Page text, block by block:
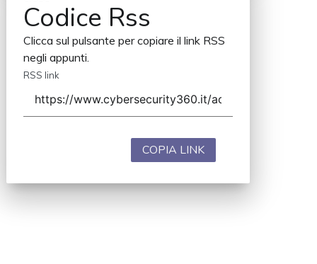
Codice Rss
Clicca sul pulsante per copiare il link RSS
negli appunti.
RSS link
COPIA LINK